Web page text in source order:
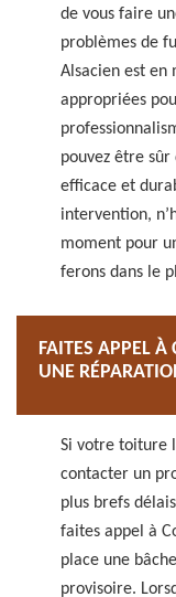
de vous faire
problèmes de
Alsacien est en
appropriées
pouvez être sûr
efficace et
intervention,
moment pour
ferons dans le
FAITES APPEL
UNE
Si votre toiture
contacter un
plus brefs
faites appel à
place une
provisoire.